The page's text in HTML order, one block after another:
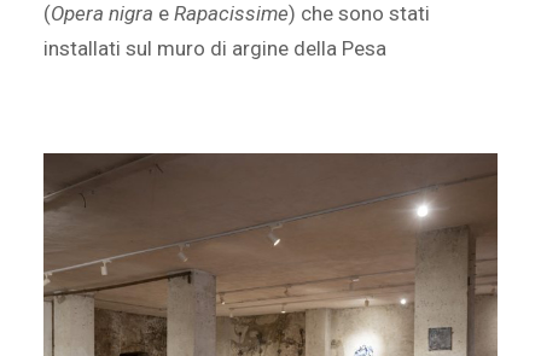
(Opera nigra e Rapacissime) che sono stati
installati sul muro di argine della Pesa